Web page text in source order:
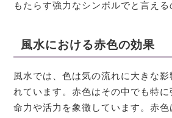
もたらす強力なシンボルでと言える
風水における赤色の効果
風水では、色は気の流れに大きな
れています。赤色はその中でも特
命力や活力を象徴しています。赤